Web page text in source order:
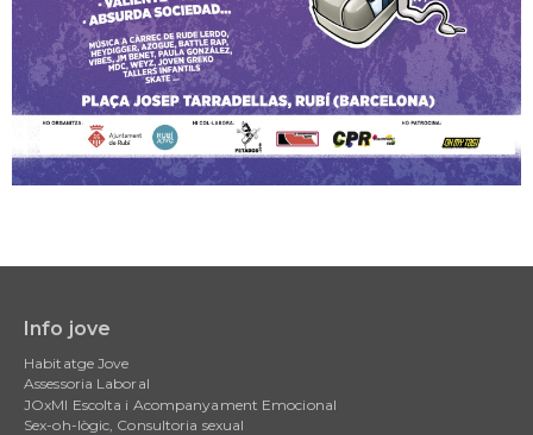
navigation
Info jove
Habitatge Jove
Assessoria Laboral
JOxMI Escolta i Acompanyament Emocional
Sex-oh-lògic, Consultoria sexual